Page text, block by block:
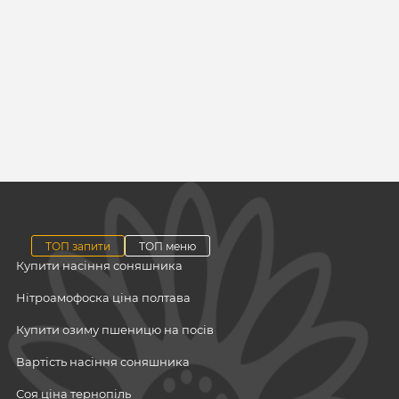
ТОП запити ТОП меню
Купити насіння соняшника
Нітроамофоска ціна полтава
Купити озиму пшеницю на посів
Вартість насіння соняшника
Соя ціна тернопіль